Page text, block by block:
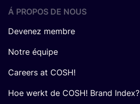
Á PROPOS DE NOUS
Devenez membre
Notre équipe
Careers at COSH!
Hoe werkt de COSH! Brand Index?